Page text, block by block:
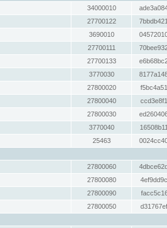
34000010
27700122
3690010
27700111
27700133
3770030
27800020
27800040
27800030
3770040
25463
27800060
27800080
27800090
27800050